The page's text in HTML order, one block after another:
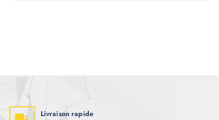
Livraison rapide